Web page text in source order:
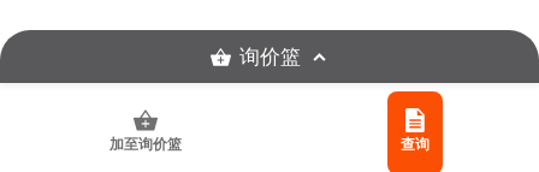
加至询价篮 查询
询价篮